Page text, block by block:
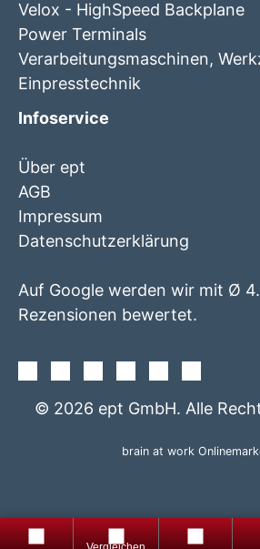
+49
8861
Produkte
Gratis
Velox - HighSpeed Backplane
Power Terminals
Verarbeitungsmaschinen,
Einpresstechnik
Infoservice
Über ept
AGB
Impressum
Datenschutzerklärung
Auf Google werden wir mit Ø
Rezensionen bewertet.
© 2026 ept GmbH. Alle
brain at work